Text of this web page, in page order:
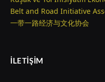
Belt and Road Initiative
一带一路经济与文化协会
İLETIŞIM